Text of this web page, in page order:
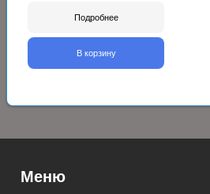
Подробнее
В корзину
Меню